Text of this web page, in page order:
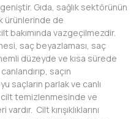
Gıda, sağlık sektörünün
ürünlerinde de
bakımında vazgeçilmezdir.
saç beyazlaması, saç
düzeyde ve kısa sürede
saçın
saçların parlak ve canlı
cilt temizlenmesinde ve
Cilt kırışıklıklarını